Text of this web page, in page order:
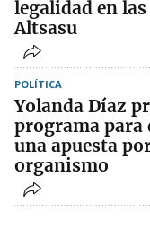
legalidad en
Altsasu
POLÍTICA
Yolanda Díaz
programa
una apuesta
organismo